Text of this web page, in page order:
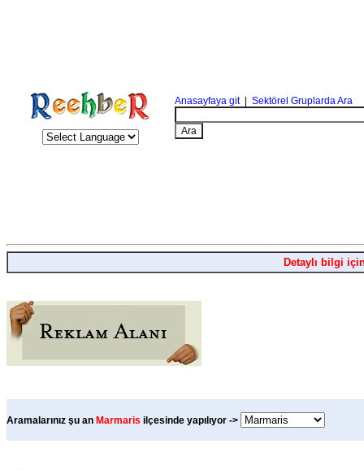
Anasayfaya git| Sektörel Gruplarda Ara
Detaylı bilgi
Aramalarınız şu an Marmaris ilçesinde yapılıyor ->